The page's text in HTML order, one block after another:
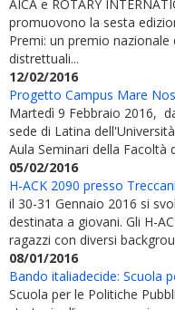
AICA e ROTARY
promuovono la sesta
Premi: un premio nazionale
distrettuali...
12/02/2016
Progetto Campus Mare
Martedì 9 Febbraio 2016,
sede di Latina
Aula Seminari della Facoltà
05/02/2016
H-ACK 2090 presso Treccani
il 30-31 Gennaio 2016 si
destinata a giovani. Gli H-
ragazzi con diversi
08/01/2016
Bando italiadecide: Scuola
Scuola per le Politiche